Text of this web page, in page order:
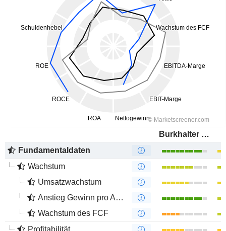
Burkhalter Holding AG
Fundamentaldaten
Wachstum
Umsatzwachstum
Anstieg Gewinn pro Aktie
Wachstum des FCF
Profitabilität